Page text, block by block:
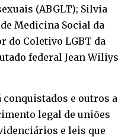
(ABGLT); Silvia
Medicina Social da
do Coletivo LGBT da
federal Jean Wiliys
e outros a
legal de uniões
e leis que